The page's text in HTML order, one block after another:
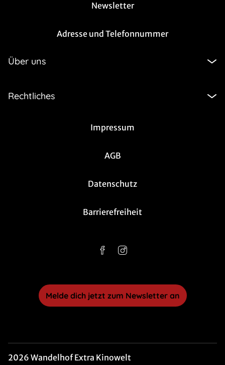
Newsletter
Adresse und Telefonnummer
Über uns
Rechtliches
Impressum
AGB
Datenschutz
Barrierefreiheit
Melde dich jetzt zum Newsletter an
2026 Wandelhof Extra Kinowelt